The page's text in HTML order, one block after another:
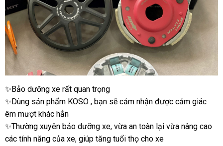
✨Bảo dưỡng xe rất quan trọng
✨Dùng sản phẩm KOSO , bạn sẽ cảm nhận được cảm giác
êm mượt khác hẳn
✨Thường xuyên bảo dưỡng xe, vừa an toàn lại vừa nâng cao
các tính năng của xe, giúp tăng tuổi thọ cho xe